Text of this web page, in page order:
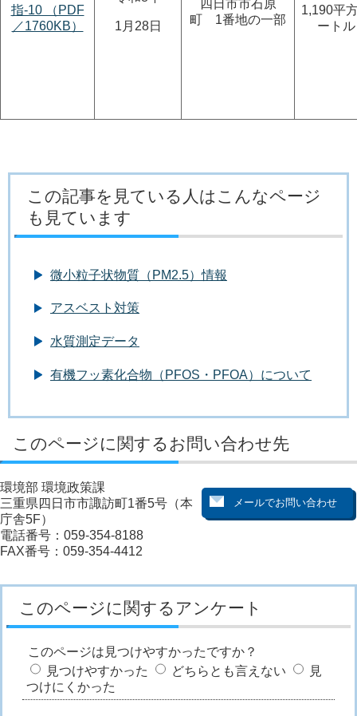
指-10 （PDF
／1760KB）
1月28日
四日市市石原
町 1番地の一部
1,190平
ートル
この記事を見ている人はこんなページ
も見ています
微小粒子状物質（PM2.5）情報
アスベスト対策
水質測定データ
有機フッ素化合物（PFOS・PFOA）について
このページに関するお問い合わせ先
環境部 環境政策課
三重県四日市市諏訪町1番5号（本
庁舎5F）
電話番号：059-354-8188
FAX番号：059-354-4412
このページに関するアンケート
このページは見つけやすかったですか？
見つけやすかった
どちらとも言えない
見
つけにくかった